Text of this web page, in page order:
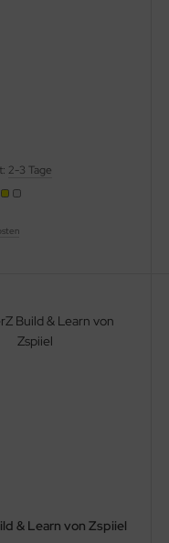
2-3 Tage
& Learn von Zspiiel